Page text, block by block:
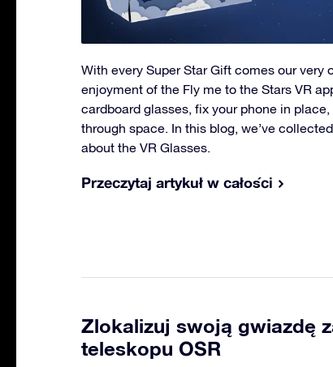
With every Super Star Gift comes our very
enjoyment of the Fly me to the Stars VR
cardboard glasses, fix your phone in
through space. In this blog, we’ve
about the VR Glasses.
Przeczytaj artykuł w całości
Zlokalizuj swoją gwiazdę
teleskopu OSR